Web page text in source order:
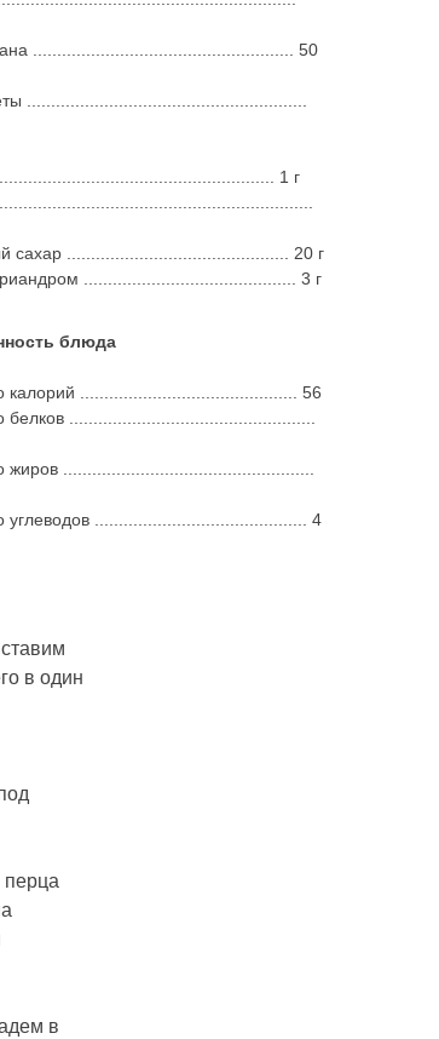
...................................................... 50
..........................................................
1 г
сахар .............................................. 20 г
............................................ 3 г
блюда
калорий ............................................. 56
белков ...................................................
жиров ....................................................
углеводов ............................................ 4
в один
в